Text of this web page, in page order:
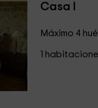
Casa I
Máximo 4
1